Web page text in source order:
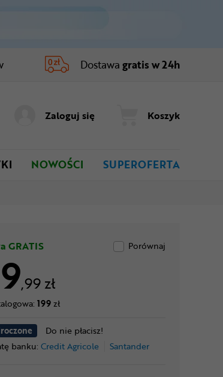
Dostawa gratis w 24h
Zaloguj się Koszyk
NOWOŚCI SUPEROFERTA
GRATIS Porównaj
,99 zł
199zł
Do nie płacisz!
banku: Credit Agricole Santander